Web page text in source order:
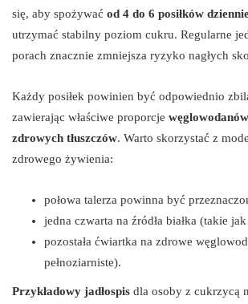
się, aby spożywać od 4 do 6 posiłków
utrzymać stabilny poziom cukru. Regularne
porach znacznie zmniejsza ryzyko nagłych
Każdy posiłek powinien być odpowiednio
zawierając właściwe proporcje
zdrowych tłuszczów. Warto skorzystać z
zdrowego żywienia:
połowa talerza powinna być
jedna czwarta na źródła białka (takie
pozostała ćwiartka na zdrowe
pełnoziarniste).
Przykładowy jadłospis dla osoby z cukrzycą